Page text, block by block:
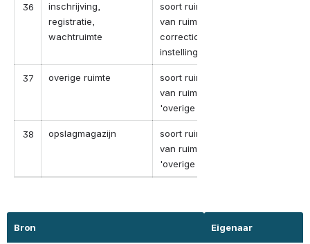
36
inschrijving,
registratie,
wachtruimte
soort ruimte in geval
van ruimte-categorie '
correctionele
instellingen'
37 overige ruimte
soort ruimte in geval
van ruimte-categorie
'overige ruimte'
38 opslagmagazijn
soort ruimte in geval
van ruimte-categorie
'overige ruimte'
Bron Eigenaar